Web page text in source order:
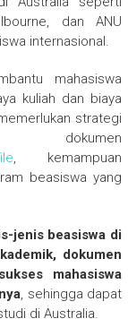
dan ANU
internasional.
mahasiswa
kuliah dan biaya
strategi
, kemampuan
beasiswa yang
jenis beasiswa di
dokumen
mahasiswa
, sehingga dapat
di Australia.